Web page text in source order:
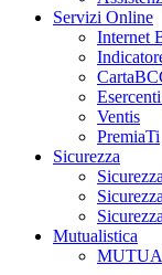
Servizi Online
Internet
Ventis
PremiaTi
Sicurezza
Mutualistica